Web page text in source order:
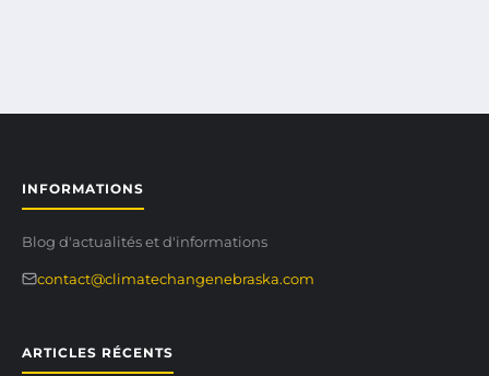
INFORMATIONS
Blog d'actualités et d'informations
contact@climatechangenebraska.com
ARTICLES RÉCENTS